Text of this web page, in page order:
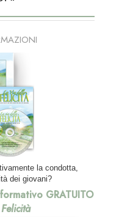
la condotta,
dei giovani?
GRATUITO